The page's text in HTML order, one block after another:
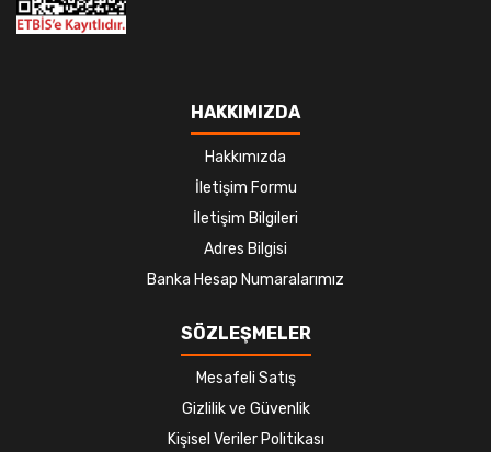
HAKKIMIZDA
Hakkımızda
İletişim Formu
İletişim Bilgileri
Adres Bilgisi
Banka Hesap Numaralarımız
SÖZLEŞMELER
Mesafeli Satış
Gizlilik ve Güvenlik
Kişisel Veriler Politikası